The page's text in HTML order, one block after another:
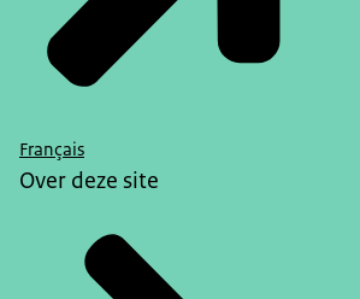
Français
Over deze site